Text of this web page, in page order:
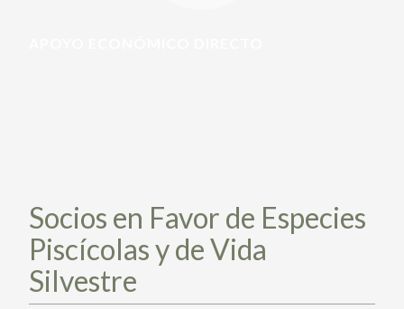
Socios en Favor de Especies
Piscícolas y de Vida
Silvestre